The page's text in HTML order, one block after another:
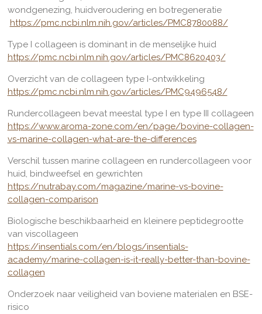
wondgenezing, huidveroudering en botregeneratie
https://pmc.ncbi.nlm.nih.gov/articles/PMC8780088/
Type I collageen is dominant in de menselijke huid
https://pmc.ncbi.nlm.nih.gov/articles/PMC8620403/
Overzicht van de collageen type I-ontwikkeling
https://pmc.ncbi.nlm.nih.gov/articles/PMC9496548/
Rundercollageen bevat meestal type I en type III collageen
https://www.aroma-zone.com/en/page/bovine-collagen-
vs-marine-collagen-what-are-the-differences
Verschil tussen marine collageen en rundercollageen voor
huid, bindweefsel en gewrichten
https://nutrabay.com/magazine/marine-vs-bovine-
collagen-comparison
Biologische beschikbaarheid en kleinere peptidegrootte
van viscollageen
https://insentials.com/en/blogs/insentials-
academy/marine-collagen-is-it-really-better-than-bovine-
collagen
Onderzoek naar veiligheid van boviene materialen en BSE-
risico